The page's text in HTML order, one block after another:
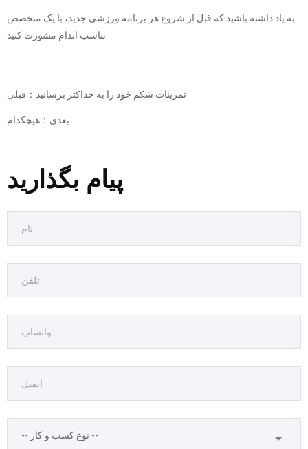
به یاد داشته باشید که قبل از شروع هر برنامه ورزشی جدید، با یک متخصص
قبلی： تمرینات شکم خود را به حداکثر برسانید
بعدی：هیچکدام
پیام بگذارید